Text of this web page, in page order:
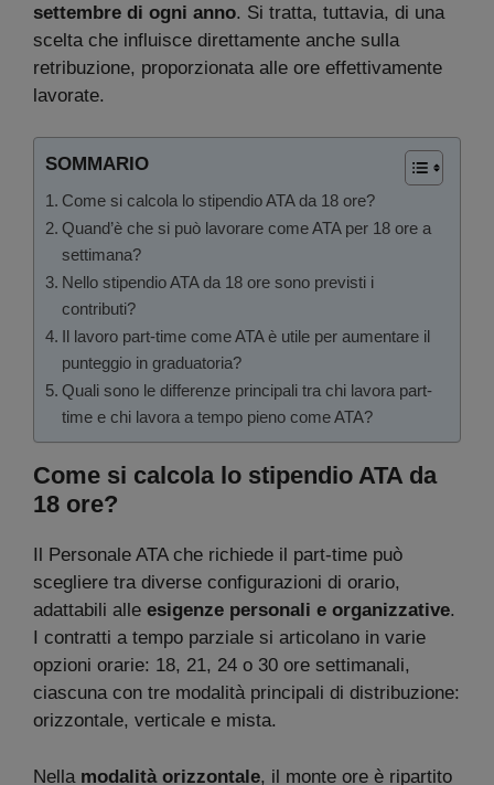
settembre di ogni anno. Si tratta, tuttavia, di una
scelta che influisce direttamente anche sulla
retribuzione, proporzionata alle ore effettivamente
lavorate.
SOMMARIO
Come si calcola lo stipendio ATA da 18 ore?
Quand’è che si può lavorare come ATA per 18 ore a
settimana?
Nello stipendio ATA da 18 ore sono previsti i
contributi?
Il lavoro part-time come ATA è utile per aumentare il
punteggio in graduatoria?
Quali sono le differenze principali tra chi lavora part-
time e chi lavora a tempo pieno come ATA?
Come si calcola lo stipendio ATA da
18 ore?
Il Personale ATA che richiede il part-time può
scegliere tra diverse configurazioni di orario,
adattabili alle esigenze personali e organizzative.
I contratti a tempo parziale si articolano in varie
opzioni orarie: 18, 21, 24 o 30 ore settimanali,
ciascuna con tre modalità principali di distribuzione:
orizzontale, verticale e mista.
Nella modalità orizzontale, il monte ore è ripartito